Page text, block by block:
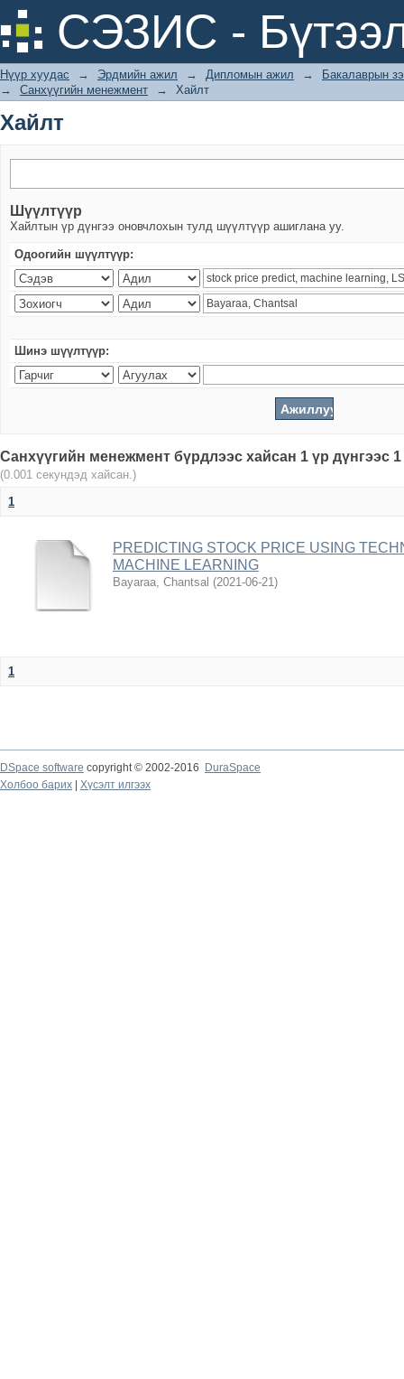
СЭЗИС -
Хайлт
Нүүр хуудас → Эрдмийн ажил → Дипломын ажил →
Бакалаврын
→
Санхүүгийн менежмент → Хайлт
Хайлт
Шүүлтүүр
Хайлтын үр дүнгээ оновчлохын тулд шүүлтүүр ашиглана уу.
Одоогийн шүүлтүүр:
Шинэ шүүлтүүр:
Санхүүгийн менежмент бүрдлээс хайсан 1 үр дүнгээс
(0.001 секундэд хайсан.)
1
PREDICTING STOCK PRICE USING
MACHINE LEARNING
Bayaraa, Chantsal (2021-06-21)
1
DSpace software copyright © 2002-2016
DuraSpace
Холбоо барих
Хүсэлт илгээх